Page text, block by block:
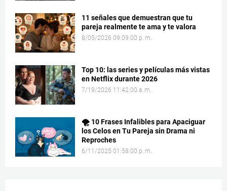
11 señales que demuestran que tu
pareja realmente te ama y te valora
8/05/2026 09:09:00 p. m.
Top 10: las series y películas más vistas
en Netflix durante 2026
7/19/2026 11:42:00 a. m.
🌪️ 10 Frases Infalibles para Apaciguar
los Celos en Tu Pareja sin Drama ni
Reproches
6/11/2025 01:58:00 p. m.